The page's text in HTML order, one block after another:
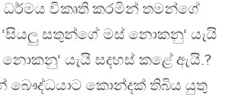
විකෘති කරමින් තමන්ගේ
‘සියලු සතුන්ගේ මස් නොකනු‘ යැයි
යැයි සදහස් කළේ ඇයි.?
බෞද්ධයාට කොන්දක් තිබිය යුතු